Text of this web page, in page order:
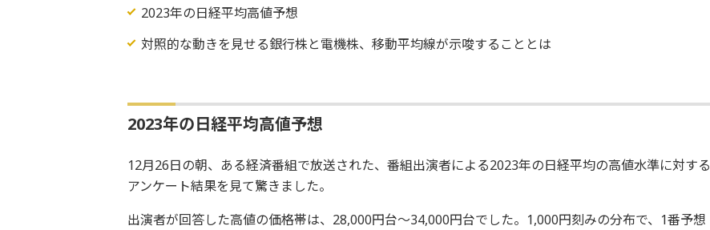
2023年の日経平均高値予想
対照的な動きを見せる銀行株と電機株、移動平均線が示唆することとは
2023年の日経平均高値予想
12月26日の朝、ある経済番組で放送された、番組出演者による2023年の日経平均の高値水準に対する
アンケート結果を見て驚きました。
出演者が回答した高値の価格帯は、28,000円台～34,000円台でした。1,000円刻みの分布で、1番予想